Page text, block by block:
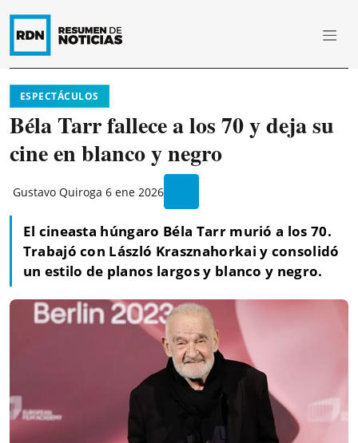
ESPECTÁCULOS
Béla Tarr fallece a los 70 y deja su
cine en blanco y negro
Gustavo Quiroga 6 ene 2026
El cineasta húngaro Béla Tarr murió a los 70.
Trabajó con László Krasznahorkai y consolidó
un estilo de planos largos y blanco y negro.